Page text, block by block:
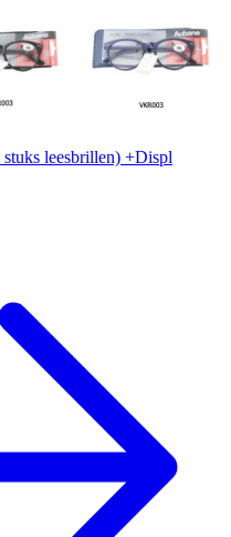
leesbrillen) +Displ